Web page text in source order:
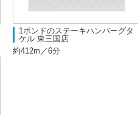
1ポンドのステーキハンバーグタ
ケル 東三国店
約412m／6分